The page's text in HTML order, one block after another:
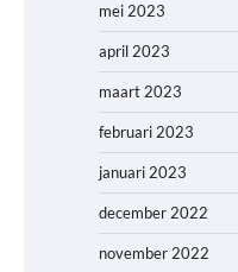
mei 2023
april 2023
maart 2023
februari 2023
januari 2023
december 2022
november 2022